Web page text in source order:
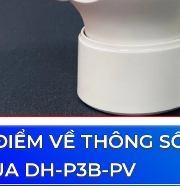
VỀ THÔNG
DH-P3B-PV